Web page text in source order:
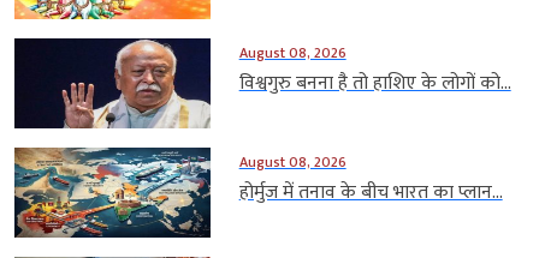
August 08, 2026
विश्वगुरु बनना है तो हाशिए के लोगों को...
August 08, 2026
होर्मुज में तनाव के बीच भारत का प्लान...